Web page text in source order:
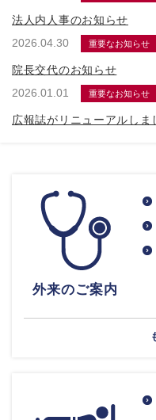
法人内人事のお知らせ
2026.04.30
重要なお知らせ
院長交代のお知らせ
2026.01.01
重要なお知らせ
広報誌がリニューアルしま
外来のご案内